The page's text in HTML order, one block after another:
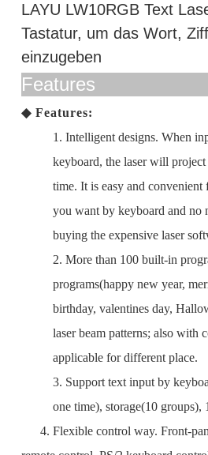
LAYU LW10RGB Text
Tastatur, um das Wort,
einzugeben
Features
◆Features:
1. Intelligent designs. When
keyboard, the laser will project
time. It is easy and
you want by keyboard and no
buying the expensive laser
2. More than 100 built-in
programs(happy new year,
birthday, valentines day,
laser beam patterns; also with
applicable for different place.
3. Support text input by
one time), storage(10 groups),
4. Flexible control way. Front-